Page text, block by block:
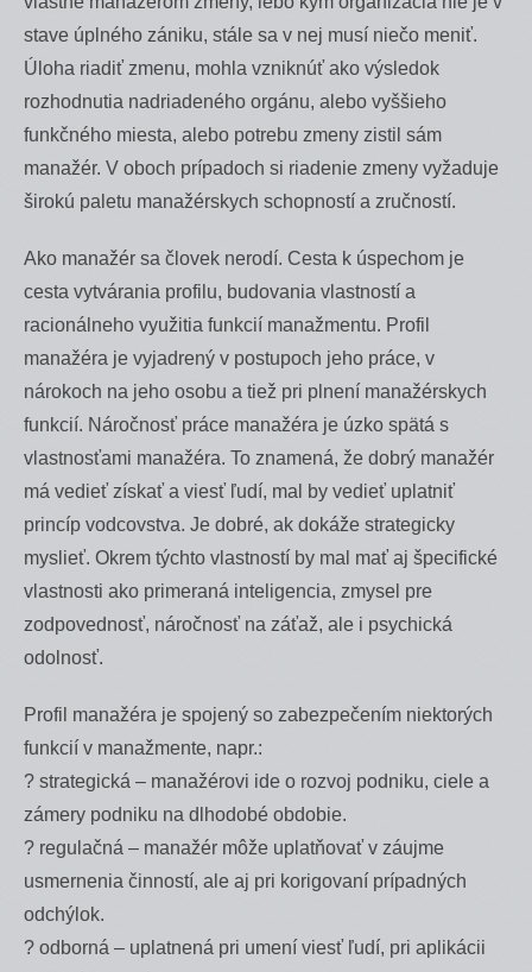
stave úplného zániku, stále sa v nej musí niečo meniť.
Úloha riadiť zmenu, mohla vzniknúť ako výsledok
rozhodnutia nadriadeného orgánu, alebo vyššieho
funkčného miesta, alebo potrebu zmeny zistil sám
manažér. V oboch prípadoch si riadenie zmeny vyžaduje
širokú paletu manažérskych schopností a zručností.
Ako manažér sa človek nerodí. Cesta k úspechom je
cesta vytvárania profilu, budovania vlastností a
racionálneho využitia funkcií manažmentu. Profil
manažéra je vyjadrený v postupoch jeho práce, v
nárokoch na jeho osobu a tiež pri plnení manažérskych
funkcií. Náročnosť práce manažéra je úzko spätá s
vlastnosťami manažéra. To znamená, že dobrý manažér
má vedieť získať a viesť ľudí, mal by vedieť uplatniť
princíp vodcovstva. Je dobré, ak dokáže strategicky
myslieť. Okrem týchto vlastností by mal mať aj špecifické
vlastnosti ako primeraná inteligencia, zmysel pre
zodpovednosť, náročnosť na záťaž, ale i psychická
odolnosť.
Profil manažéra je spojený so zabezpečením niektorých
funkcií v manažmente, napr.:
? strategická – manažérovi ide o rozvoj podniku, ciele a
zámery podniku na dlhodobé obdobie.
? regulačná – manažér môže uplatňovať v záujme
usmernenia činností, ale aj pri korigovaní prípadných
odchýlok.
? odborná – uplatnená pri umení viesť ľudí, pri aplikácii